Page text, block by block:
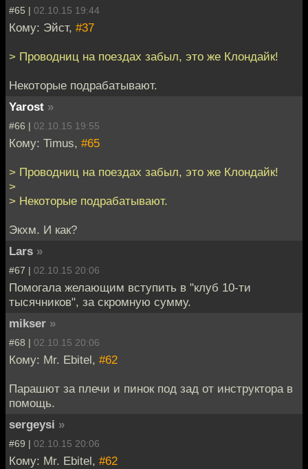
#65 | 02.10.15 19:44
Кому: Эйст, #37
> Проводниц на поездах забыл, это же Клондайк!
Некоторые подрабатывают.
Yarost »
#66 | 02.10.15 19:55
Кому: Timus, #65
> Проводниц на поездах забыл, это же Клондайк!
>
> Некоторые подрабатывают.
Экхм. И как?
Lars »
#67 | 02.10.15 20:06
Помогала желающим вступить в "клуб 10-ти
тысячников", за скромную сумму.
mikser »
#68 | 02.10.15 20:06
Кому: Mr. Ebitel, #62
Парашют за плечи и пинок под зад от инструктора в
помощь.
sergeysi »
#69 | 02.10.15 20:06
Кому: Mr. Ebitel, #62